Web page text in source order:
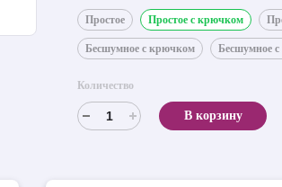
Простое Простое с крючком
Бесшумное с крючком Бесшумное
Количество
В корзину